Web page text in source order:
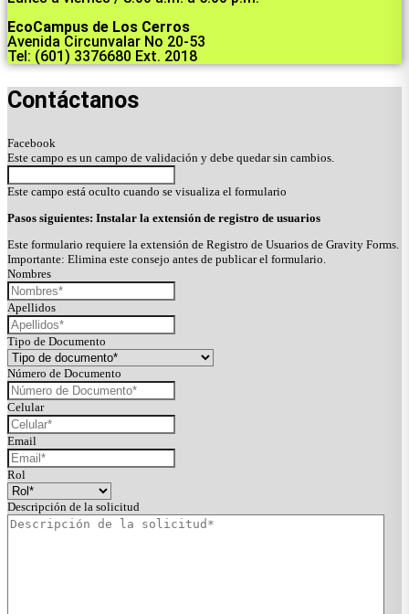
EcoCampus de Los Cerros
Avenida Circunvalar No 20-53
Tel: (601) 3376680 Ext. 2018
Contáctanos
Facebook
Este campo es un campo de validación y debe quedar sin cambios.
Este campo está oculto cuando se visualiza el formulario
Pasos siguientes: Instalar la extensión de registro de usuarios
Este formulario requiere la extensión de Registro de Usuarios de Gravity Forms.
Importante: Elimina este consejo antes de publicar el formulario.
Nombres
Apellidos
Tipo de Documento
Número de Documento
Celular
Email
Rol
Descripción de la solicitud